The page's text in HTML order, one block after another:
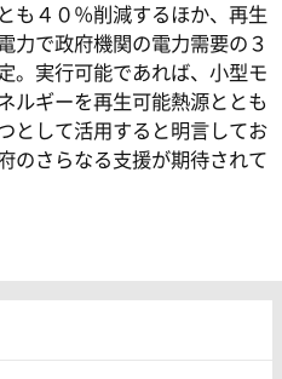
も４０％削減するほか、再生
力で政府機関の電力需要の３
。実行可能であれば、小型モ
ルギーを再生可能熱源ととも
として活用すると明言してお
のさらなる支援が期待されて